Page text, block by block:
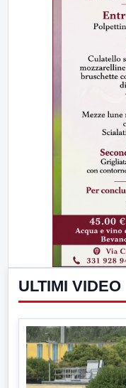
ULTIMI VIDEO